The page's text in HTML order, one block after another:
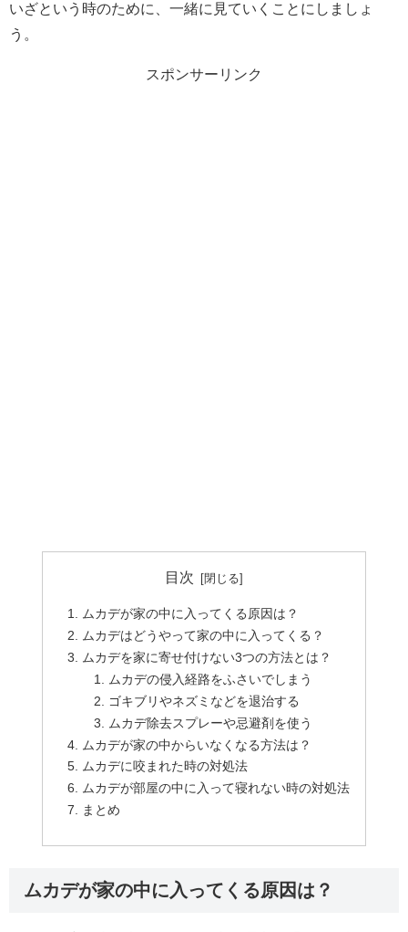
いざという時のために、一緒に見ていくことにしましょ
う。
スポンサーリンク
目次
ムカデが家の中に入ってくる原因は？
ムカデはどうやって家の中に入ってくる？
ムカデを家に寄せ付けない3つの方法とは？
ムカデの侵入経路をふさいでしまう
ゴキブリやネズミなどを退治する
ムカデ除去スプレーや忌避剤を使う
ムカデが家の中からいなくなる方法は？
ムカデに咬まれた時の対処法
ムカデが部屋の中に入って寝れない時の対処法
まとめ
ムカデが家の中に入ってくる原因は？